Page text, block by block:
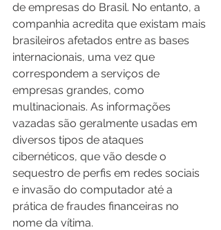
de empresas do Brasil. No entanto, a
companhia acredita que existam mais
brasileiros afetados entre as bases
internacionais, uma vez que
correspondem a serviços de
empresas grandes, como
multinacionais. As informações
vazadas são geralmente usadas em
diversos tipos de ataques
cibernéticos, que vão desde o
sequestro de perfis em redes sociais
e invasão do computador até a
prática de fraudes financeiras no
nome da vítima.